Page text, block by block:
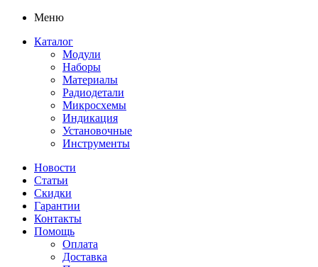
Меню
Каталог
Модули
Наборы
Материалы
Радиодетали
Микросхемы
Индикация
Установочные
Инструменты
Новости
Статьи
Скидки
Гарантии
Контакты
Помощь
Оплата
Доставка